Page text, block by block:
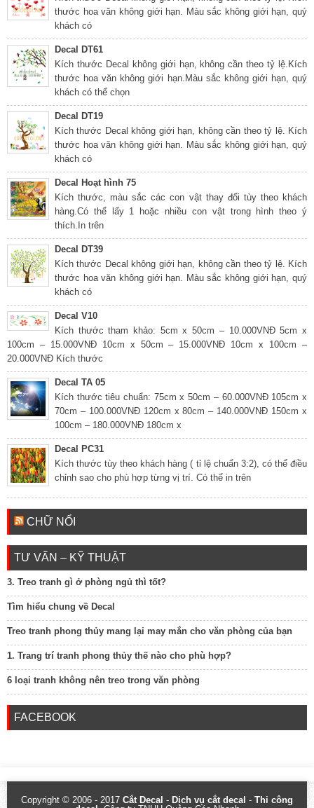
thước hoa văn không giới hạn. Màu sắc không giới hạn, quý
khách có
Decal DT61
Kích thước Decal không giới hạn, không cần theo tỷ lệ.Kích
thước hoa văn không giới hạn.Màu sắc không giới hạn, quý
khách có thể chọn
Decal DT19
Kích thước Decal không giới hạn, không cần theo tỷ lệ. Kích
thước hoa văn không giới hạn. Màu sắc không giới hạn, quý
khách có
Decal Hoạt hình 75
Kích thước, màu sắc các con vật thay đổi tùy theo khách
hàng.Có thể lấy 1 hoặc nhiều con vật trong hình theo ý
thích.In trên
Decal DT39
Kích thước Decal không giới hạn, không cần theo tỷ lệ. Kích
thước hoa văn không giới hạn. Màu sắc không giới hạn, quý
khách có
Decal V10
Kích thước tham khảo: 5cm x 50cm – 10.000VNĐ 5cm x
100cm – 15.000VNĐ 10cm x 50cm – 15.000VNĐ 10cm x 100cm –
20.000VNĐ Kích thước
Decal TA 05
Kích thước tiêu chuẩn: 75cm x 50cm – 60.000VNĐ 105cm x
70cm – 100.000VNĐ 120cm x 80cm – 140.000VNĐ 150cm x
100cm – 180.000VNĐ 180cm x
Decal PC31
Kích thước tùy theo khách hàng ( tỉ lệ chuẩn 3:2), có thể điều
chỉnh sao cho phù hợp từng vị trí. Có thể in trên
CHỮ NỔI
TƯ VẤN – KỸ THUẬT
3. Treo tranh gì ở phòng ngủ thì tốt?
Tìm hiểu chung về Decal
Treo tranh phong thủy mang lại may mắn cho văn phòng của bạn
1. Trang trí tranh phong thủy thế nào cho phù hợp?
6 loại tranh không nên treo trong văn phòng
FACEBOOK
Copyright © 2006 - 2017 Cắt Decal - Dịch vụ cắt decal - Thi công